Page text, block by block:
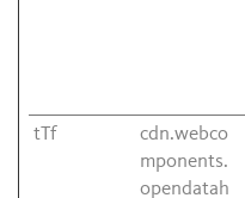
tTf
cdn.webco
mponents.
opendatah